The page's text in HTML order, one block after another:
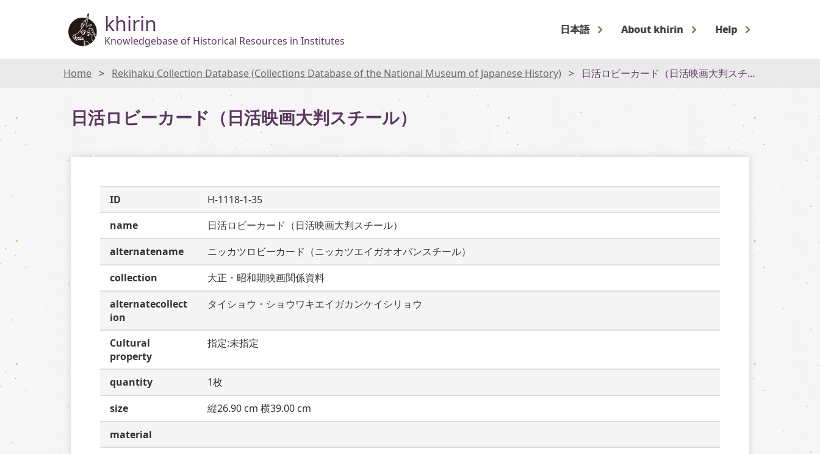
khirin
Knowledgebase of Historical Resources in Institutes
日本語 About khirin Help
Home Rekihaku Collection Database (Collections Database of the National Museum of Japanese History) 日活ロビーカード（日活映画大判スチール）
日活ロビーカード（日活映画大判スチール）
ID
H-1118-1-35
name
日活ロビーカード（日活映画大判スチール）
alternatename
ニッカツロビーカード（ニッカツエイガオオバンスチール）
collection
大正・昭和期映画関係資料
alternatecollect
ion
タイショウ・ショウワキエイガカンケイシリョウ
Cultural
property
指定:未指定
quantity
1枚
size
縦26.90 cm 横39.00 cm
material